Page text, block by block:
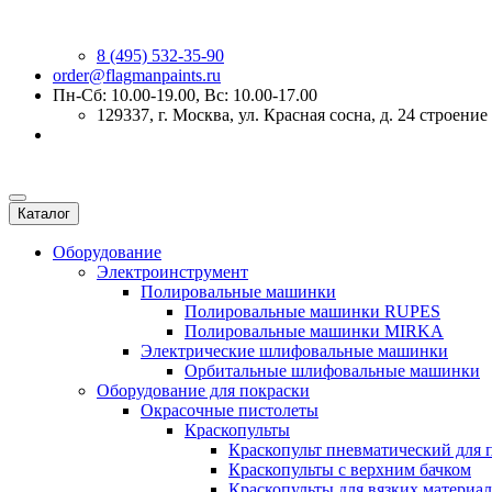
8 (495) 532-35-90
order@flagmanpaints.ru
Пн-Сб: 10.00-19.00, Вс: 10.00-17.00
129337, г. Москва, ул. Красная сосна, д. 24 строение
Каталог
Оборудование
Электроинструмент
Полировальные машинки
Полировальные машинки RUPES
Полировальные машинки MIRKA
Электрические шлифовальные машинки
Орбитальные шлифовальные машинки
Оборудование для покраски
Окрасочные пистолеты
Краскопульты
Краскопульт пневматический для
Краскопульты с верхним бачком